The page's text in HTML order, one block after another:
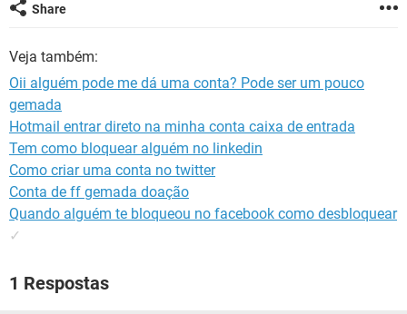
INSTAGRAM
Share
Veja também:
Oii alguém pode me dá uma conta? Pode ser um pouco
gemada
Hotmail entrar direto na minha conta caixa de entrada
Tem como bloquear alguém no linkedin
Como criar uma conta no twitter
Conta de ff gemada doação
Quando alguém te bloqueou no facebook como desbloquear
✓
1 Respostas